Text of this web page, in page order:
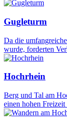
Gugleturm
Da die
wurde, forderten
Hochrhein
Berg und Tal am
einen hohen